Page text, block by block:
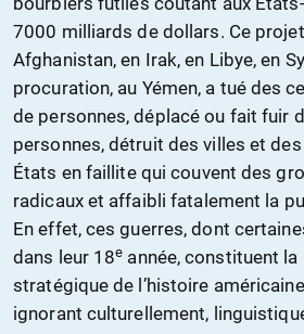
7000 milliards de dollars. Ce
Afghanistan, en Irak, en Libye, en
procuration, au Yémen, a tué des
de personnes, déplacé ou fait fuir
personnes, détruit des villes et
États en faillite qui couvent des
radicaux et affaibli fatalement la
En effet, ces guerres, dont
dans leur 18e année, constituent
stratégique de l’histoire
ignorant culturellement,